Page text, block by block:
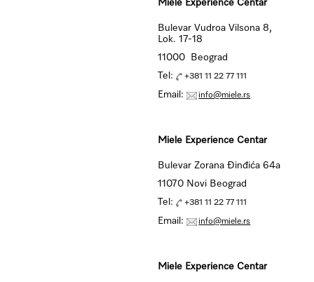
Miele Experience Centar
Bulevar Vudroa Vilsona 8,
Lok. 17-18
11000 Beograd
Tel:
+381 11 22 77 111
Email: info@miele.rs
Miele Experience Centar
Bulevar Zorana Đinđića 64a
11070 Novi Beograd
Tel:
+381 11 22 77 111
Email: info@miele.rs
Miele Experience Centar